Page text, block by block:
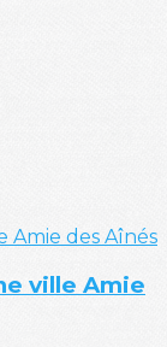
ville Amie